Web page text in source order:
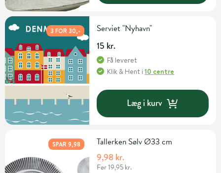
3 FOR 30,- Serviet "Nyhavn"
15 kr.
Få leveret
Klik & Hent i10 centre
Læg i kurv
SPAR 9,98 Tallerken Sølv Ø33 cm
9,98 kr.
Før 19,95 kr.